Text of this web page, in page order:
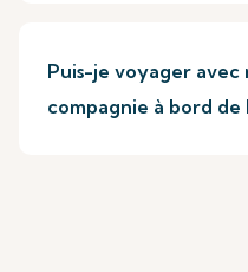
Puis-je voyager avec
compagnie à bord de